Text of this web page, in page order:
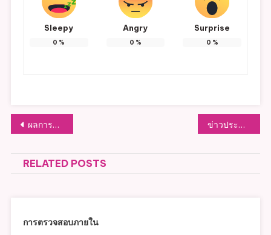
Sleepy
0 %
Angry
0 %
Surprise
0 %
แนะแนว
เรื่อง
ผลการดำเนินกิจกรรมตามแผนปฏิบัติการส่งเสริมคุณธรรมในรอบ 6 เดือน ข่าวประชาสัมพันธ์ จาก อบต.หัวฝาย แจ้งเตือนพายุดีเปรสชันบริเวณทะเลจีนได้ ในช่วงระหว่างวันที่ 30 มิ.ย. – 2 ก.ค. 2565 ขอให้พี่น้องประชาชนตำบลหัวฝาย ระมัดระวังอันตรายจากฝนตกหนักฯ
RELATED POSTS
การตรวจสอบภายใน